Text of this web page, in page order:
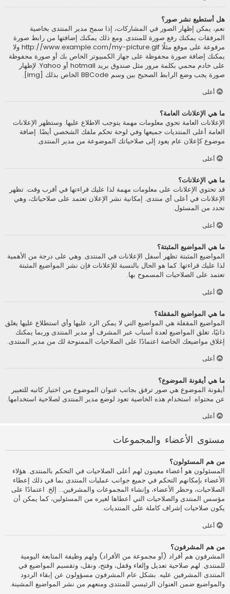
هل أستطيع نشر صور؟
نعم، يمكن إظهار الصور في المشاركات، إذا سمح مدير المنتدى بخاصية
المرفقات يمكنك رفع صورة للمنتدى. ومع ذلك يمكنك إضافتها من رابط صورة
مرفوعة على موقع مثلًا http://www.example.com/my-picture.gif ولا
يمكنك إضافة صورة محفوظة على جهاز الكمبيوتر الخاص بك أو صورة محفوظة
على خادم محمي بكلمة مرور مثل صندوق بريد hotmail أو Yahoo. لإظهار
صورة يجب وضع الرابط الصحيح بين وسم BBCode الخاص بذلك [img].
أعلى
ما هي الإعلانات العامة؟
الإعلانات العامة تحوي معلومات مهمة يتوجب الاطلاع عليها. وستظهر الإعلانات
العامة أعلى المنتديات جميعها وفي لوحة تحكم ملفك الشخصي أيضًا. إضافة
موضوع كإعلان عام يعود إلى صلاحياتك الموضوعة من مدير المنتدى.
أعلى
ما هي الإعلانات؟
قد تحتوي الإعلانات على معلومات مهمة لذا عليك قراءتها في أقرب وقت. تظهر
الإعلانات في أعلى أي منتدى. إمكانية نشر الإعلان تعتمد على صلاحياتك، وهي
تحدد من المسئول.
أعلى
ما هي المواضيع المثبتة؟
المواضيع المثبتة تظهر أسفل الإعلانات في المنتدى. وهي على درجة من الأهمية
لذا عليك قراءتها. كما هو الحال بالنسبة للإعلانات فإن نشر المواضيع المثبتة
تعتمد على الصلاحيات المسموح بها.
أعلى
ما هي المواضيع المقفلة؟
المواضيع المقفلة هي المواضيع التي لا يمكن الرد عليها وأي استطلاع عليها يغلق
ذاتيًا، تغلق المواضيع لعدة أسباب عبر المشرف أو مدير المنتدى وربما يمكنك
إغلاق مواضيعك الخاصة اعتمادًا على الصلاحيات الممنوحة لك من مدير المنتدى.
أعلى
ما هي أيقونة الموضوع؟
أيقونة الموضوع هي صور ترفق بجانب عنوان الموضوع من اختيار كاتبه للتعبير
عن محتواه. استخدام هذه الخاصية تعود لوضع مدير المنتدى لصلاحية استخدامها.
أعلى
مستوى الأعضاء والمجموعات
من هم المسئولون؟
المسئولون هو أعضاء معينون لهم أعلى الصلاحيات في التحكم بالمنتدى. هؤلاء
الأعضاء بإمكانهم التحكم في جميع جوانب عمليات المنتدى بما في ذلك إعطاء
الصلاحيات، وحظر الأعضاء، وإنشاء المجموعات والمشرفين... إلخ. اعتمادًا على
مؤسس المنتدى والصلاحيات التي أعطاها لغيره من المسئولين، كما يمكن أن
يكون صلاحيات إشراف كاملة على المنتديات.
أعلى
من هم المشرفون؟
المشرفون هم أفراد (أو مجموعة من الأفراد) ولهم وظيفة المتابعة اليومية
للمنتدى. لهم صلاحية تعديل وإلغاء وقفل، وفتح، ونقل، وتقسيم المواضيع في
المنتدى المشرفين عليه. بشكل عام المشرفون مسؤولون عن إبقاء الردود
والمواضيع ضمن العنوان الرئيسي للمنتدى ومنعهم من نشر المواضيع المشينة.